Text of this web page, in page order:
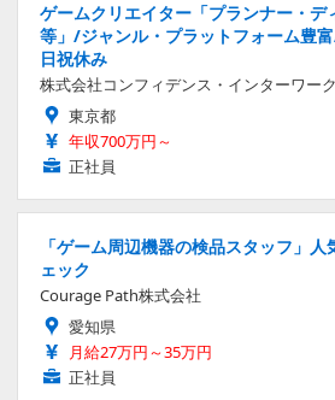
ゲームクリエイター「プランナー・デ
等」/ジャンル・プラットフォーム豊
日祝休み
株式会社コンフィデンス・インターワー
東京都
年収700万円～
正社員
「ゲーム周辺機器の検品スタッフ」
ェック
Courage Path株式会社
愛知県
月給27万円～35万円
正社員